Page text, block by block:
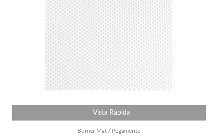
Vista Rápida
Burner Mat / Pegamento